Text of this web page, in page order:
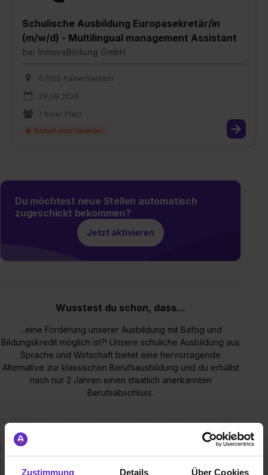
Zustimmung Details Über Cookies
Schulische Ausbildung Europasekretär/in
(m/w/d) - Multilingual management Assistant
bei InnovaBildung GmbH
67655 Kaiserslautern
28.09.2026
1 freier Platz
Du möchtest neue Stellen automatisch
zugeschickt bekommen?
Jetzt aktivieren
Wusstest du schon, dass...
...eine Förderung unserer Ausbildung mit Bafög und
Bildungskredit möglich ist?! Unsere schuliche Ausbildung aus
Sprache und Wirtschaft bietet eine hervorragende
Alternative zur klassischen Berufsausbildung und du erhältst
nach nur 2 Jahren einen staatlich anerkannten
Berufsabschluss.